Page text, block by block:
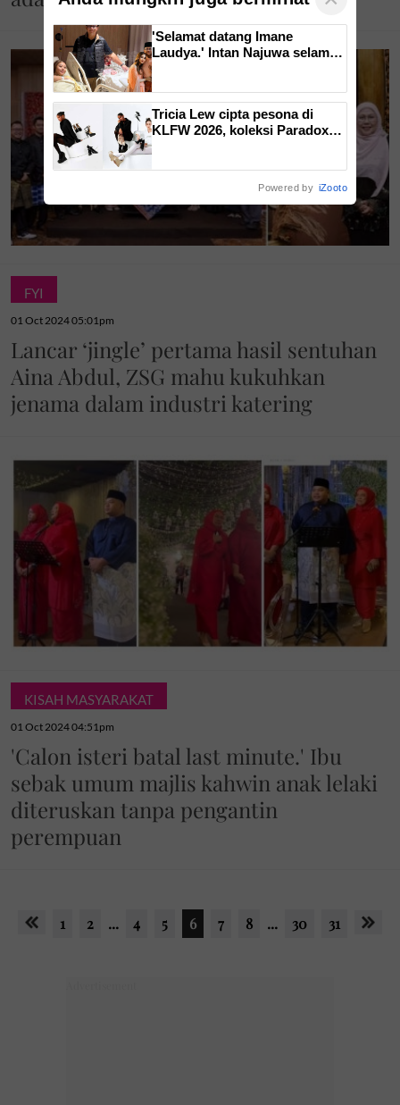
FYI
01 Oct 2024 05:01pm
Lancar ‘jingle’ pertama hasil sentuhan
Aina Abdul, ZSG mahu kukuhkan
jenama dalam industri katering
KISAH MASYARAKAT
01 Oct 2024 04:51pm
'Calon isteri batal last minute.' Ibu
sebak umum majlis kahwin anak lelaki
diteruskan tanpa pengantin
perempuan
1 2 ... 4 5 6 7 8 ... 30 31
'Selamat datang Imane
Laudya.' Intan Najuwa selamat
Tricia Lew cipta pesona di
KLFW 2026, koleksi Paradox
Powered by iZooto